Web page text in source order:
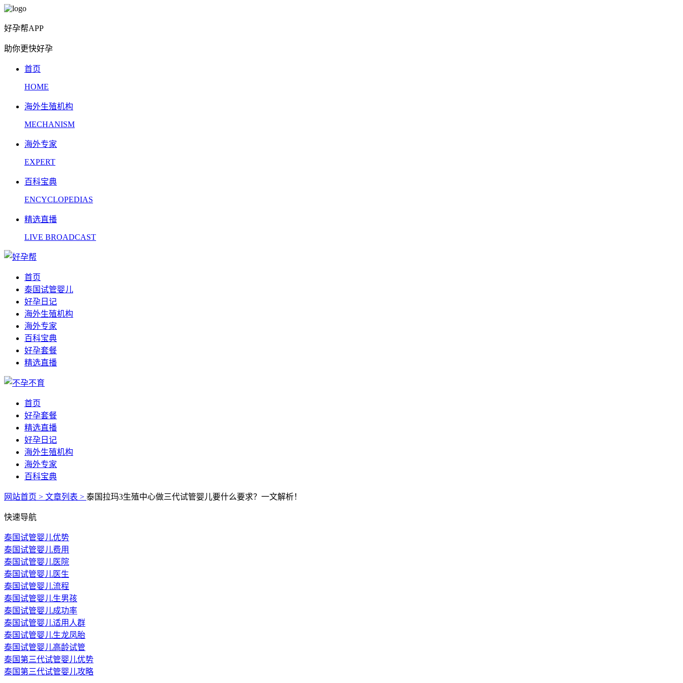
好孕帮APP
助你更快好孕
首页
HOME
海外生殖机构
MECHANISM
海外专家
EXPERT
百科宝典
ENCYCLOPEDIAS
精选直播
LIVE BROADCAST
首页
泰国试管婴儿
好孕日记
海外生殖机构
海外专家
百科宝典
好孕套餐
精选直播
首页
好孕套餐
精选直播
好孕日记
海外生殖机构
海外专家
百科宝典
网站首页 > 文章列表 > 泰国拉玛3生殖中心做三代试管婴儿要什么要求？一文解析！
快速导航
泰国试管婴儿优势
泰国试管婴儿费用
泰国试管婴儿医院
泰国试管婴儿医生
泰国试管婴儿流程
泰国试管婴儿生男孩
泰国试管婴儿成功率
泰国试管婴儿适用人群
泰国试管婴儿生龙凤胎
泰国试管婴儿高龄试管
泰国第三代试管婴儿优势
泰国第三代试管婴儿攻略